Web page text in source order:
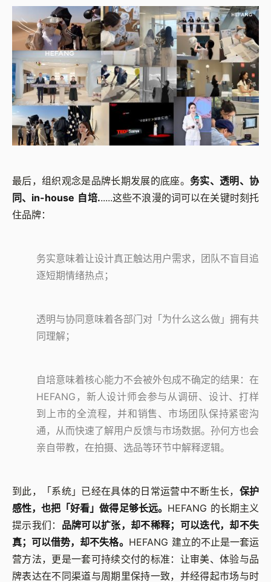
最后，组织观念是品牌长期发展的底座。 务实、透明、协
同、in-house 自培......这些不浪漫的词可以在关键时刻托
住品牌：
务实意味着让设计真正触达用户需求，团队不盲目追
逐短期情绪热点；
透明与协同意味着各部门对「为什么这么做」拥有共
同理解；
自培意味着核心能力不会被外包成不确定的结果：在
HEFANG，新人设计师会参与从调研、设计、打样
到上市的全流程，并和销售、市场团队保持紧密沟
通，从而快速了解用户反馈与市场数据。孙何方也会
亲自带教，在拍摄、选品等环节中解释逻辑。
到此，「系统」已经在具体的日常运营中不断生长， 保护
感性，也把「好看」做得足够长远。 HEFANG 的长期主义
提示我们： 品牌可以扩张，却不稀释；可以迭代，却不失
真；可以借势，却不失格。 HEFANG 建立的不止是一套运
营方法，更是一套可持续交付的标准：让审美、体验与品
牌表达在不同渠道与周期里保持一致，并经得起市场与时